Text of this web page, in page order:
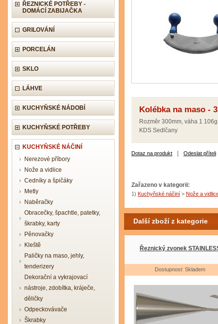
ŘEZNICKÉ POTŘEBY -
DOMÁCÍ ZABIJAČKA
GRILOVÁNÍ
PORCELÁN
SKLO
LÁHVE
KUCHYŇSKÉ NÁDOBÍ
KUCHYŇSKÉ POTŘEBY
KUCHYŇSKÉ NÁČINÍ
Nerezové příbory
Nože a vidlice
Cedníky a špičáky
Metly
Naběračky
Obracečky, špachtle, patetky,
škrabky, karty
Pěnovačky
Kleště
Paličky na maso, jehly,
tenderizery
Dekorační a vykrajovací
nástroje, zdobítka, kráječe,
děličky
Odpeckovávače
Škrabky
Kolébka na maso -
Rozměr 300mm, váha 1 106g
KDS Sedlčany
Dotaz na produkt Odeslat příteli
Zařazeno v kategorii:
1) Kuchyňské náčiní > Nože a
Další zboží z kategorie
Řeznický zvonek
Dostupnost: Skladem